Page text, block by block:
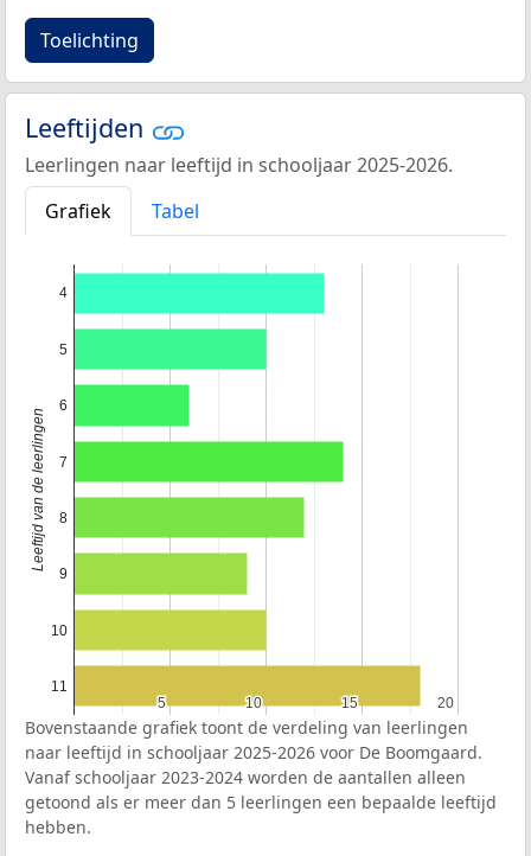
Toelichting
Leeftijden
Leerlingen naar leeftijd in schooljaar 2025-2026.
Grafiek
Tabel
5
5 10
10 15
15 20
20
4
5
6
7
8
9
10
11
Leeftijd van de leerlingen
Bovenstaande grafiek toont de verdeling van leerlingen
naar leeftijd in schooljaar 2025-2026 voor De Boomgaard.
Vanaf schooljaar 2023-2024 worden de aantallen alleen
getoond als er meer dan 5 leerlingen een bepaalde leeftijd
hebben.